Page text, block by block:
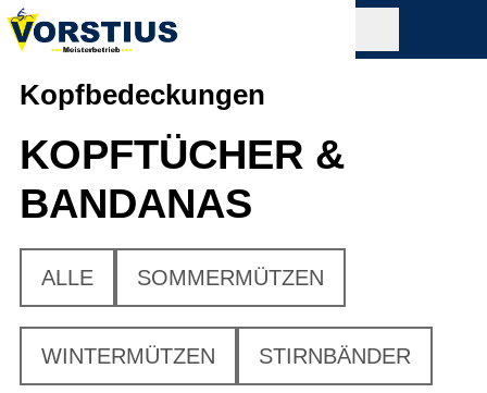
Kopfbedeckungen
KOPFTÜCHER &
BANDANAS
ALLE SOMMERMÜTZEN
WINTERMÜTZEN STIRNBÄNDER